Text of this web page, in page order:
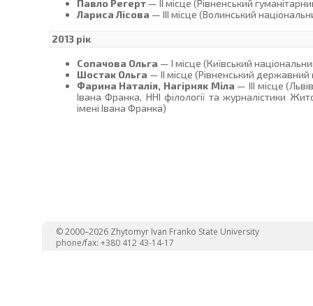
Павло Регерт— IІ місце (Рівненський
Лариса Лісова — ІII місце (Волинський
2013 рік
Сопачова Ольга — І місце (Київський
Шостак Ольга — IІ місце (Рівненський державний
Фарина Наталія, Нагірняк Міла — ІII місце
Івана Франка, ННІ філології та журналістики
імені Івана Франка)
© 2000–2026 Zhytomyr Ivan Franko State University
phone/fax: +380 412 43-14-17